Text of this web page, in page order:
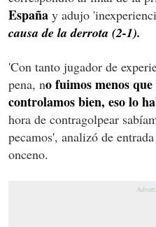
España y adujo
causa de la derrota (2-1).
'Con tanto jugador de
pena, no fuimos menos
controlamos bien, eso lo
hora de contragolpear
pecamos', analizó de
onceno.